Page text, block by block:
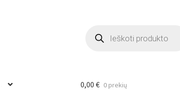
search
0,00 € 0 prekių